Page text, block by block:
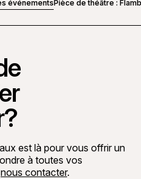
événementsPièce de théâtre :
est là pour vous offrir un
à toutes vos
nous contacter.